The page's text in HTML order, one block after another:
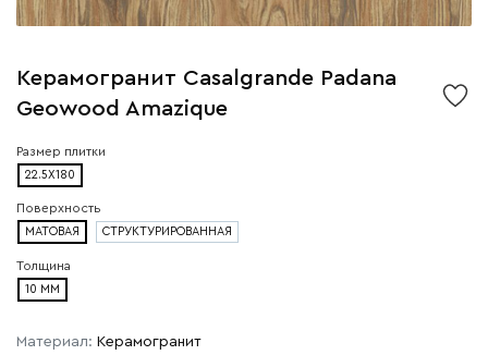
Керамогранит Casalgrande Padana
Geowood Amazique
Размер плитки
22.5X180
Поверхность
МАТОВАЯ СТРУКТУРИРОВАННАЯ
Толщина
10 ММ
Материал: Керамогранит